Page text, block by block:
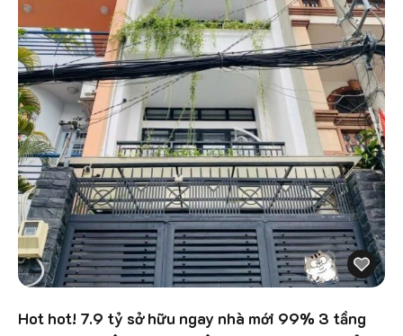
Hot hot! 7.9 tỷ sở hữu ngay nhà mới 99% 3 tầng